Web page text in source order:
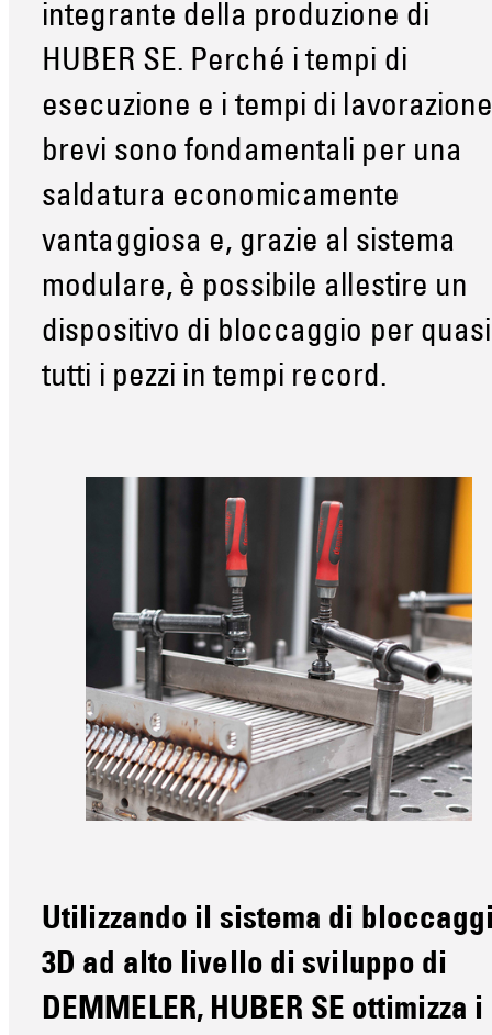
integrante della produzione di
HUBER SE. Perché i tempi di
esecuzione e i tempi di
brevi sono fondamentali per una
saldatura economicamente
vantaggiosa e, grazie al sistema
modulare, è possibile allestire un
dispositivo di bloccaggio per quasi
tutti i pezzi in tempi record.
Utilizzando il sistema di
3D ad alto livello di sviluppo di
DEMMELER, HUBER SE ottimizza i